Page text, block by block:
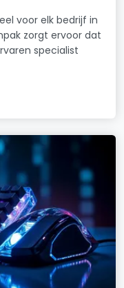
voor elk bedrijf in
zorgt ervoor dat
specialist